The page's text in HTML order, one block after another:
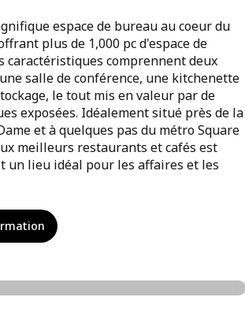
espace de bureau au coeur du
plus de 1,000 pc d'espace de
caractéristiques comprennent deux
salle de conférence, une kitchenette
le tout mis en valeur par de
exposées. Idéalement situé près de la
et à quelques pas du métro Square
meilleurs restaurants et cafés est
un lieu idéal pour les affaires et les